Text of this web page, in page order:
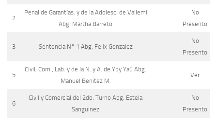
2
Penal de Garantías. y de la Adolesc. de Vallemi
Abg. Martha Barreto
No
Presento
3 Sentencia N° 1 Abg. Felix Gonzalez
No
Presento
5
Civil, Com., Lab. y de la N. y A. de Yby Yaú Abg.
Manuel Benitez M.
Ver
6
Civil y Comercial del 2do. Turno Abg. Estela
Sanguinez
No
Presento